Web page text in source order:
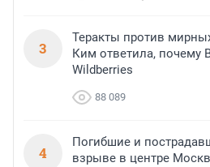
3
Теракты против
Ким ответила, почему
Wildberries
88 089
4
Погибшие и
взрыве в центре